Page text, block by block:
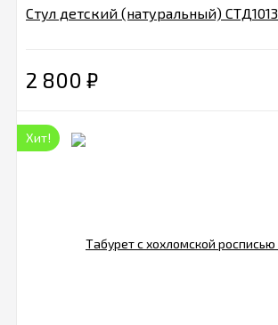
Стул детский (натуральный) СТД1013
2 800 ₽
Хит!